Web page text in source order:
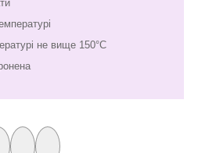
не вище 150°C